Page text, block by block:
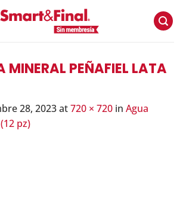
MINERAL PEÑAFIEL LATA
28, 2023at720 × 720 in Agua
pz)